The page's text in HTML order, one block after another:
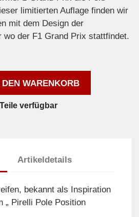
limitierten Auflage finden wir
mit dem Design der
wo der F1 Grand Prix stattfindet.
DEN WARENKORB
verfügbar
Artikeldetails
bekannt als Inspiration
„ Pirelli Pole Position